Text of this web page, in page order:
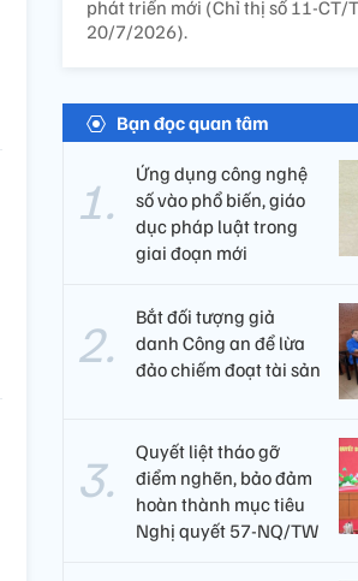
phát triển mới (Chỉ thị số 11-CT/
20/7/2026).
Bạn đọc quan tâm
Ứng dụng công nghệ
số vào phổ biến, giáo
dục pháp luật trong
giai đoạn mới
Bắt đối tượng giả
danh Công an để lừa
đảo chiếm đoạt tài sản
Quyết liệt tháo gỡ
điểm nghẽn, bảo đảm
hoàn thành mục tiêu
Nghị quyết 57-NQ/TW